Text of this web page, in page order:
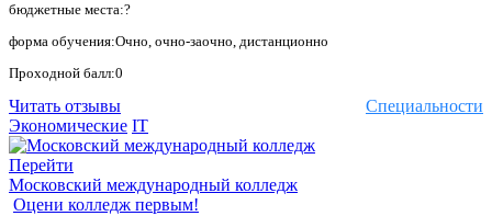
бюджетные места:?
форма обучения:Очно, очно-заочно, дистанционно
Проходной балл:0
Специальности
Читать отзывы
Экономические IT
Перейти
Московский международный колледж
Оцени колледж первым!